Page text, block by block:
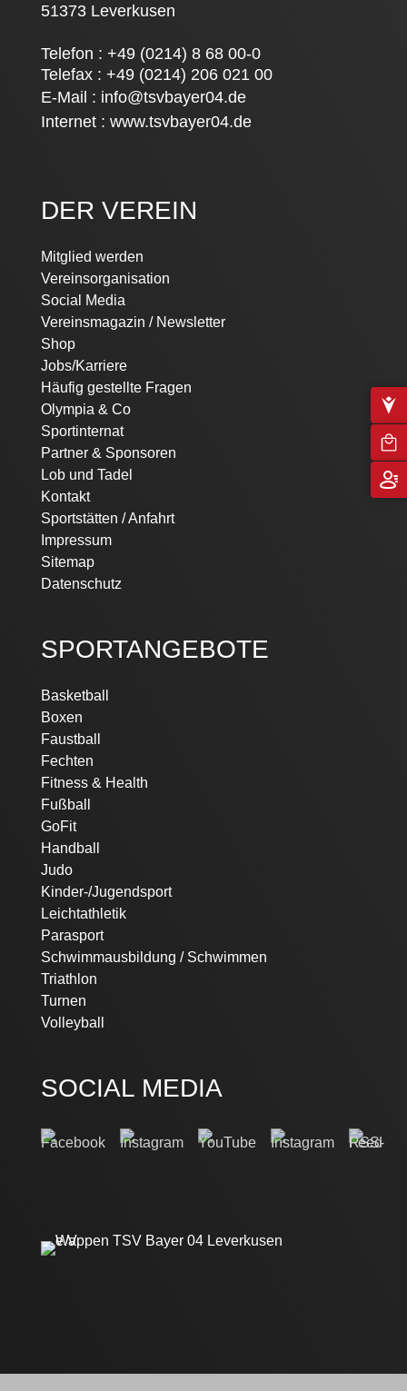
51373 Leverkusen
Telefon : +49 (0214) 8 68 00-0
Telefax : +49 (0214) 206 021 00
E-Mail : info@tsvbayer04.de
Internet : www.tsvbayer04.de
DER VEREIN
Mitglied werden
Vereinsorganisation
Social Media
Vereinsmagazin / Newsletter
Shop
Jobs/Karriere
Häufig gestellte Fragen
Olympia & Co
Sportinternat
Partner & Sponsoren
Lob und Tadel
Kontakt
Sportstätten / Anfahrt
Impressum
Sitemap
Datenschutz
SPORTANGEBOTE
Basketball
Boxen
Faustball
Fechten
Fitness & Health
Fußball
GoFit
Handball
Judo
Kinder-/Jugendsport
Leichtathletik
Parasport
Schwimmausbildung / Schwimmen
Triathlon
Turnen
Volleyball
SOCIAL MEDIA